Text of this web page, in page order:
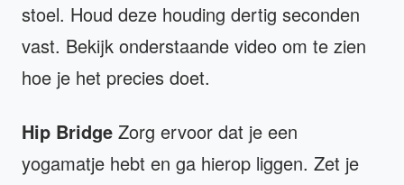
stoel. Houd deze houding dertig seconden
vast. Bekijk onderstaande video om te zien
hoe je het precies doet.
Hip Bridge Zorg ervoor dat je een
yogamatje hebt en ga hierop liggen. Zet je